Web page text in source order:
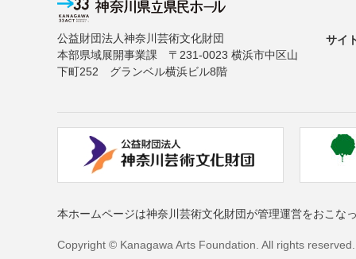
公益財団法人神奈川芸術文化財団
本部県域展開事業課 〒231-0023 横浜市中区山
下町252 グランベル横浜ビル8階
サイ
本ホームページは神奈川芸術文化財団が管理運営をおこな
Copyright © Kanagawa Arts Foundation. All rights reserved.